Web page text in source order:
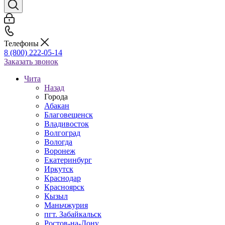
Телефоны
8 (800) 222-05-14
Заказать звонок
Чита
Назад
Города
Абакан
Благовещенск
Владивосток
Волгоград
Вологда
Воронеж
Екатеринбург
Иркутск
Краснодар
Красноярск
Кызыл
Маньчжурия
пгт. Забайкальск
Ростов-на-Дону